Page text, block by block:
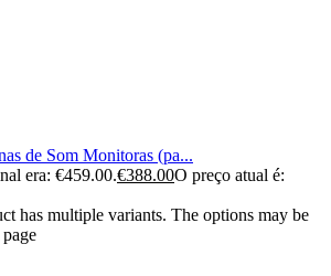
de Som Monitoras (pa...
era: €459.00.€388.00O preço atual é:
has multiple variants. The options may be